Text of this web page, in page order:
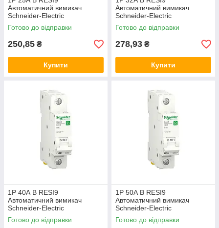
Автоматичний вимикач
Schneider-Electric
однополюсний, R9F02125,
модульний Шнайдер автомат
Готово до відправки
250,85 ₴
Купити
Автоматичний вимикач
Schneider-Electric
однополюсний, R9F02132,
модульний Шнайдер автомат
Готово до відправки
278,93 ₴
Купити
1P 40А B RESI9
Автоматичний вимикач
Schneider-Electric
однополюсний, R9F02140,
модульний Шнайдер автомат
Готово до відправки
1P 50А B RESI9
Автоматичний вимикач
Schneider-Electric
однополюсний, R9F02150,
модульний Шнайдер автомат
Готово до відправки